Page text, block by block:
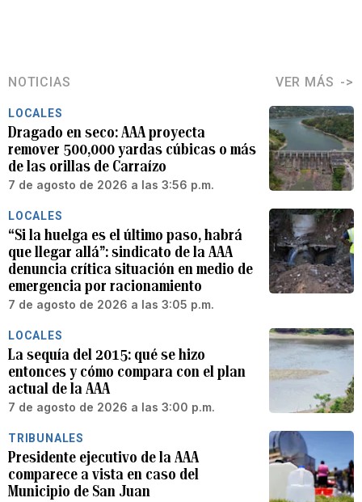
NOTICIAS VER MÁS
LOCALES
Dragado en seco: AAA proyecta
remover 500,000 yardas cúbicas o más
de las orillas de Carraízo
7 de agosto de 2026 a las 3:56 p.m.
LOCALES
“Si la huelga es el último paso, habrá
que llegar allá”: sindicato de la AAA
denuncia crítica situación en medio de
emergencia por racionamiento
7 de agosto de 2026 a las 3:05 p.m.
LOCALES
La sequía del 2015: qué se hizo
entonces y cómo compara con el plan
actual de la AAA
7 de agosto de 2026 a las 3:00 p.m.
TRIBUNALES
Presidente ejecutivo de la AAA
comparece a vista en caso del
Municipio de San Juan